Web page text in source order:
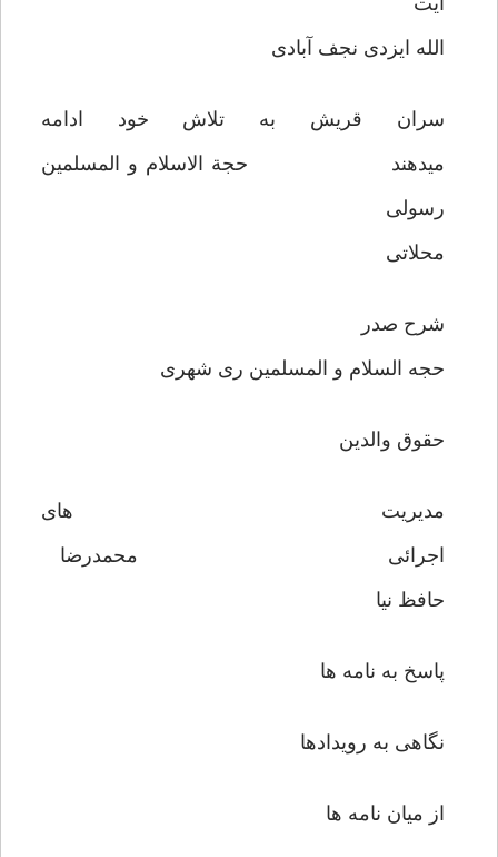
الله ایزدی نجف آبادی
سران قریش به تلاش خود ادامه
میدهند حجة الاسلام و المسلمین
رسولی
محلاتی
شرح صدر
حجه السلام و المسلمین ری شهری
حقوق والدین
مدیریت های
اجرائی محمدرضا
حافظ نیا
پاسخ به نامه ها
نگاهی به رویدادها
از میان نامه ها